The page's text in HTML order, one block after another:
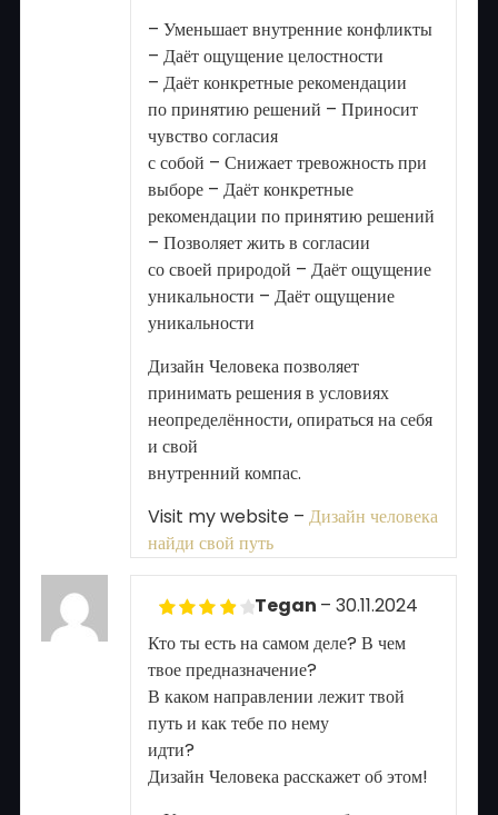
– Уменьшает внутренние конфликты
– Даёт ощущение целостности
– Даёт конкретные рекомендации
по принятию решений – Приносит
чувство согласия
с собой – Снижает тревожность при
выборе – Даёт конкретные
рекомендации по принятию решений
– Позволяет жить в согласии
со своей природой – Даёт ощущение
уникальности – Даёт ощущение
уникальности
Дизайн Человека позволяет
принимать решения в условиях
неопределённости, опираться на себя
и свой
внутренний компас.
Visit my website – Дизайн человека
найди свой путь
Rated
out of 5
Tegan – 30.11.2024
Кто ты есть на самом деле? В чем
твое предназначение?
В каком направлении лежит твой
путь и как тебе по нему
идти?
Дизайн Человека расскажет об этом!